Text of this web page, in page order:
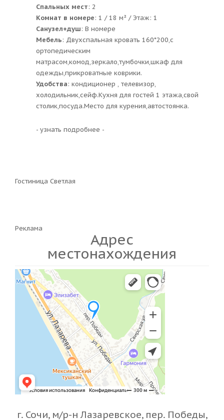
Спальных мест: 2
Комнат в номере: 1 / 18 м² / Этаж: 1
Санузел+душ: В номере
Мебель: Двухспальная кровать 160*200,с
ортопедическим
матрасом,комод,зеркало,тумбочки,шкаф для
одежды,прикроватные коврики.
Удобства: кондиционер , телевизор,
холодильник,сейф.Кухня для гостей 1 этажа,свой
столик,посуда.Место для курения,автостоянка.
- узнать подробнее -
Гостиница Светлая
Реклама
Адрес
местонахождения
г. Сочи, м/р-н Лазаревское, пер. Победы,